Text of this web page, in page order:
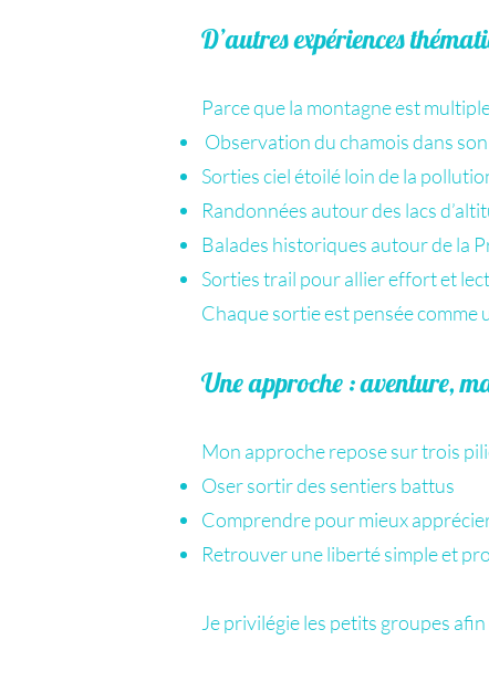
D’autres expériences
Parce que la montagne est
Observation du chamois dans
Sorties ciel étoilé loin de la
Randonnées autour des lacs
Balades historiques autour de la
Sorties trail pour allier effort et
Chaque sortie est pensée comme
Une approche : aventure,
Mon approche repose sur trois
Oser sortir des sentiers battus
Comprendre pour mieux
Retrouver une liberté simple et
Je privilégie les petits groupes